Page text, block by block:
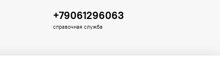
+79061296063
справочная служба